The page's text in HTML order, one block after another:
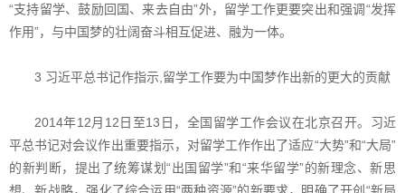
“支持留学、鼓励回国、来去自由”外，留学工作更要突出和强调“发挥
作用”，与中国梦的壮阔奋斗相互促进、融为一体。
3 习近平总书记作指示,留学工作要为中国梦作出新的更大的贡献
2014年12月12日至13日，全国留学工作会议在北京召开。习近
平总书记对会议作出重要指示，对留学工作作出了适应“大势”和“大局”
的新判断，提出了统筹谋划“出国留学”和“来华留学”的新理念、新思
想、新战略，强化了综合运用“两种资源”的新要求，明确了开创“新局